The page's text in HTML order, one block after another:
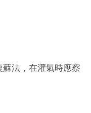
法，在灌氣時應察